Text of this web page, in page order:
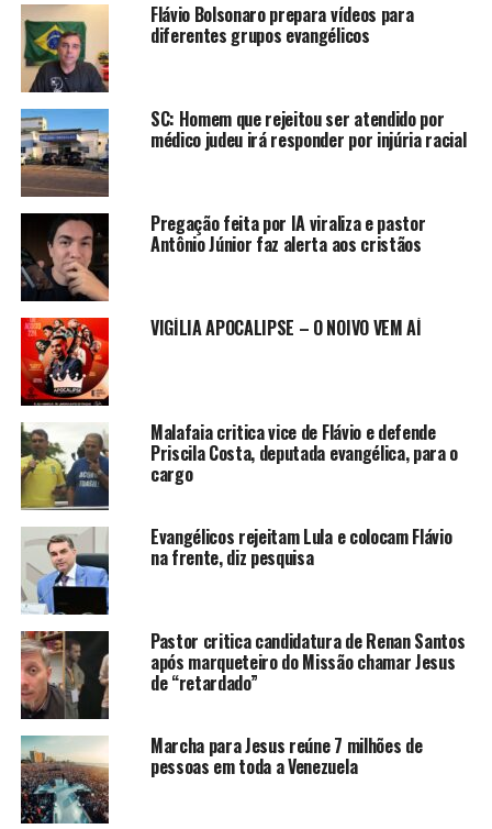
Flávio Bolsonaro prepara vídeos para
diferentes grupos evangélicos
SC: Homem que rejeitou ser atendido por
médico judeu irá responder por injúria racial
Pregação feita por IA viraliza e pastor
Antônio Júnior faz alerta aos cristãos
VIGÍLIA APOCALIPSE – O NOIVO VEM AÍ
Malafaia critica vice de Flávio e defende
Priscila Costa, deputada evangélica, para o
cargo
Evangélicos rejeitam Lula e colocam Flávio
na frente, diz pesquisa
Pastor critica candidatura de Renan Santos
após marqueteiro do Missão chamar Jesus
de “retardado”
Marcha para Jesus reúne 7 milhões de
pessoas em toda a Venezuela